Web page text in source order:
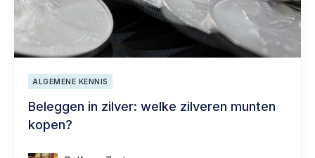
ALGEMENE KENNIS
Beleggen in zilver: welke zilveren munten
kopen?